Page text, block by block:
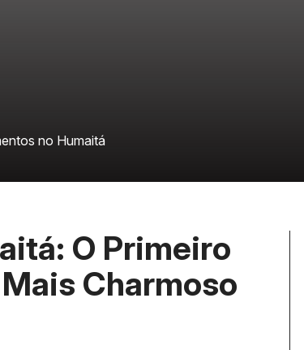
no Humaitá
O Primeiro
Charmoso